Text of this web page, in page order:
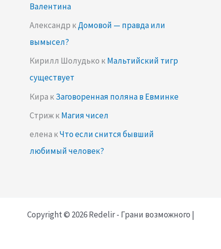
Валентина
Александр кДомовой — правда или
вымысел?
Кирилл Шолудько кМальтийский тигр
существует
Кира кЗаговоренная поляна в Евминке
СтрижкМагия чисел
елена кЧто если снится бывший
любимый человек?
Copyright © 2026 Redelir - Грани возможного |